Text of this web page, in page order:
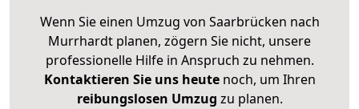
Wenn Sie einen Umzug von Saarbrücken nach
Murrhardt planen, zögern Sie nicht, unsere
professionelle Hilfe in Anspruch zu nehmen.
Kontaktieren Sie uns heutenoch, um Ihren
reibungslosen Umzug zu planen.